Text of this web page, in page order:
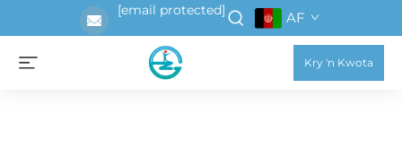
[email protected] AF
Kry 'n Kwota